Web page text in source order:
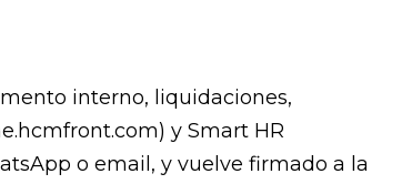
interno, liquidaciones,
y Smart HR
o email, y vuelve firmado a la